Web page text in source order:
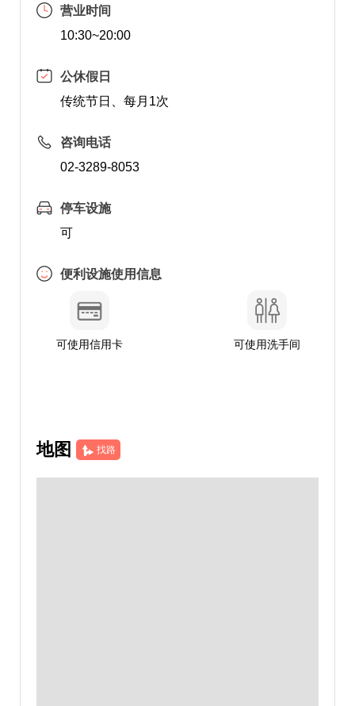
营业时间
10:30~20:00
公休假日
传统节日、每月1次
咨询电话
02-3289-8053
停车设施
可
便利设施使用信息
可使用信用卡 可使用洗手间
地图 找路